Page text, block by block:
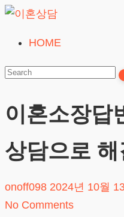
Skip
content
혼
담
HOME
이혼소장답
상담으로 해
onoff098 2024년 10월
No Comments